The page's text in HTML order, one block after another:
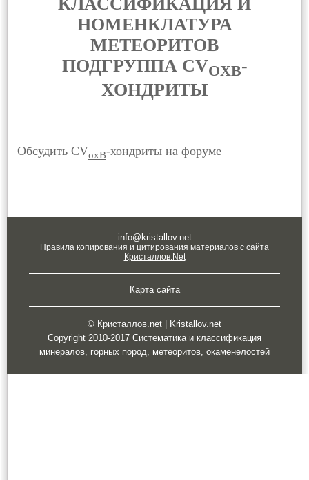
НОМЕНКЛАТУРА
МЕТЕОРИТОВ
ПОДГРУППА CVOXB-
ХОНДРИТЫ
Обсудить CVoxB-хондриты на форуме
info@kristallov.net
Правила копирования и цитирования материалов с сайта
Кристаллов.Net
Карта сайта
© Кристаллов.net | Kristallov.net
Copyright 2010-2017 Систематика и классификация
минералов, горных пород, метеоритов, окаменелостей